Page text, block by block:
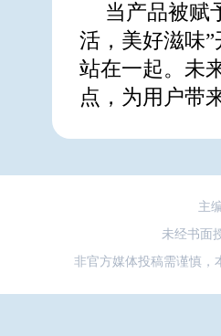
当产品被赋
活，美好滋味
站在一起。未
点，为用户带
主
未经书面
非官方媒体投稿需谨慎，